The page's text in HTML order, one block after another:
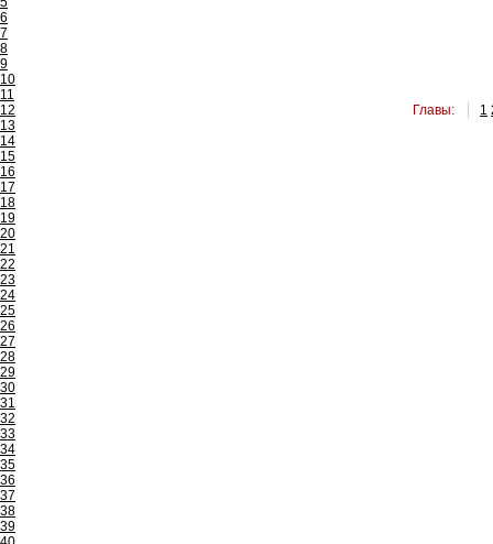
6
7
8
9
10
11
12
13
14
15
16
17
18
19
20
21
22
23
24
25
26
27
28
29
30
31
32
33
34
35
36
37
38
39
Главы: 1